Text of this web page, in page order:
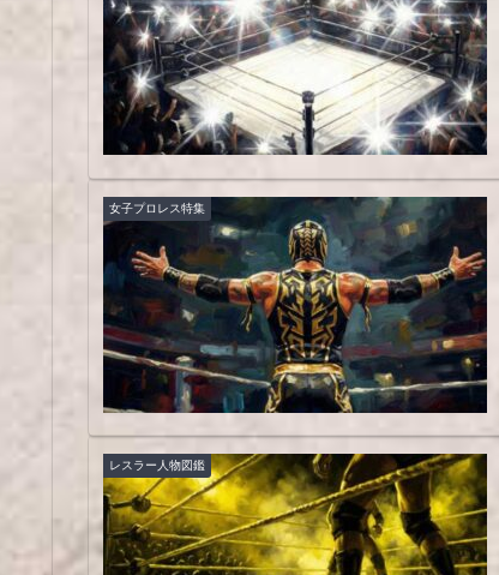
女子プロレス特集
レスラー人物図鑑